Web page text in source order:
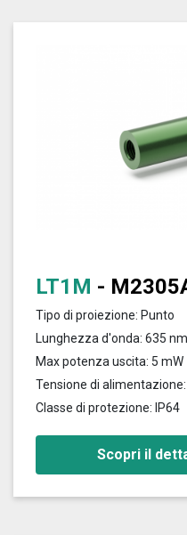
LT1M -
Tipo di proiezione: Punto
Lunghezza d'onda: 635
Max potenza uscita: 5 mW
Tensione di
Classe di protezione: IP64
Scopri il